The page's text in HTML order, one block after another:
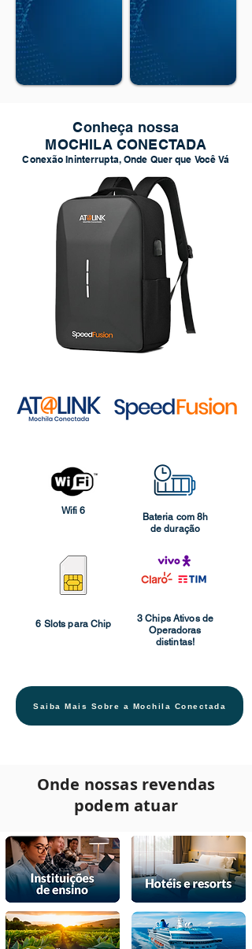
Conheça nossa
MOCHILA CONECTADA
Conexão Ininterrupta, Onde Quer que Você Vá
Wifi 6
6 Slots para Chip
Bateria com 8h
de duração
3 Chips Ativos de
Operadoras
distintas!
Saiba Mais Sobre a Mochila Conectada
Onde nossas revendas
podem atuar